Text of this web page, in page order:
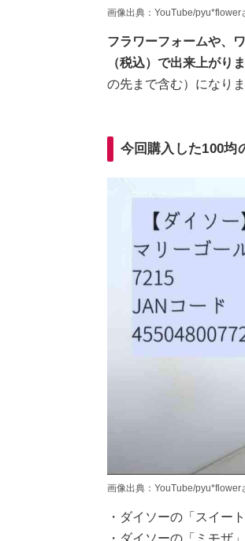
画像出典：YouTube/
フラワーフォームや、
（税込）で出来上がりま
の先まで含む）になりま
今回購入した100均
画像出典：YouTube/
・ダイソーの「スイ
・ダイソーの「ミモ